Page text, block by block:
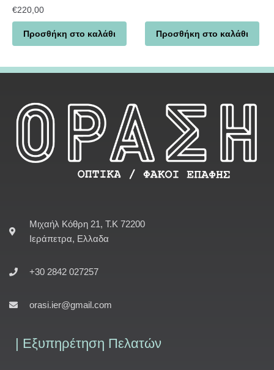
€220,00
Προσθήκη στο καλάθι Προσθήκη στο καλάθι
Μιχαήλ Κόθρη 21, Τ.Κ 72200
Ιεράπετρα, Ελλαδα
+30 2842 027257
orasi.ier@gmail.com
| Εξυπηρέτηση Πελατών